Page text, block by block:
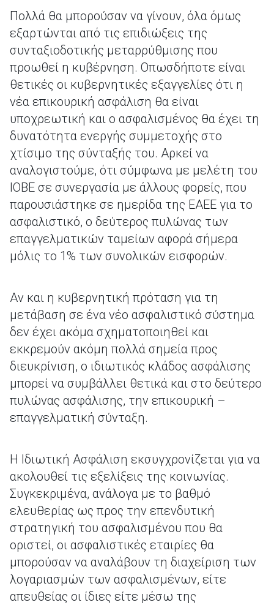
Πολλά θα μπορούσαν να γίνουν, όλα όμως
εξαρτώνται από τις επιδιώξεις της
συνταξιοδοτικής μεταρρύθμισης που
προωθεί η κυβέρνηση. Οπωσδήποτε είναι
θετικές οι κυβερνητικές εξαγγελίες ότι η
νέα επικουρική ασφάλιση θα είναι
υποχρεωτική και ο ασφαλισμένος θα έχει τη
δυνατότητα ενεργής συμμετοχής στο
χτίσιμο της σύνταξής του. Αρκεί να
αναλογιστούμε, ότι σύμφωνα με μελέτη του
ΙΟΒΕ σε συνεργασία με άλλους φορείς, που
παρουσιάστηκε σε ημερίδα της ΕΑΕΕ για το
ασφαλιστικό, ο δεύτερος πυλώνας των
επαγγελματικών ταμείων αφορά σήμερα
μόλις το 1% των συνολικών εισφορών.
Αν και η κυβερνητική πρόταση για τη
μετάβαση σε ένα νέο ασφαλιστικό σύστημα
δεν έχει ακόμα σχηματοποιηθεί και
εκκρεμούν ακόμη πολλά σημεία προς
διευκρίνιση, ο ιδιωτικός κλάδος ασφάλισης
μπορεί να συμβάλλει θετικά και στο δεύτερο
πυλώνας ασφάλισης, την επικουρική –
επαγγελματική σύνταξη.
Η Ιδιωτική Ασφάλιση εκσυγχρονίζεται για να
ακολουθεί τις εξελίξεις της κοινωνίας.
Συγκεκριμένα, ανάλογα με το βαθμό
ελευθερίας ως προς την επενδυτική
στρατηγική του ασφαλισμένου που θα
οριστεί, οι ασφαλιστικές εταιρίες θα
μπορούσαν να αναλάβουν τη διαχείριση των
λογαριασμών των ασφαλισμένων, είτε
απευθείας οι ίδιες είτε μέσω της